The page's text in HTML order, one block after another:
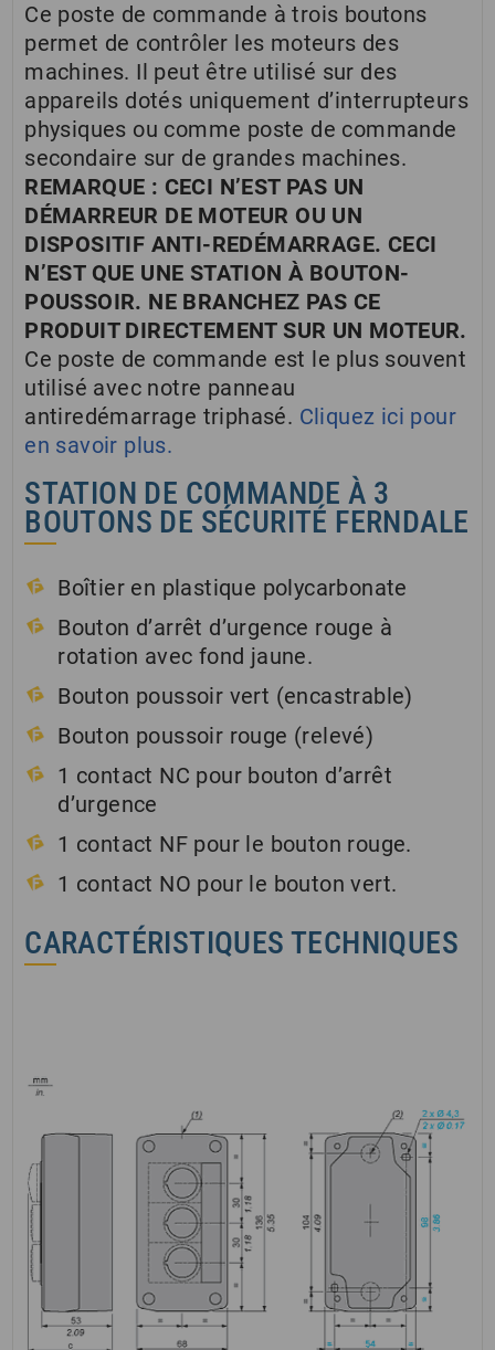
Ce poste de commande à trois boutons
permet de contrôler les moteurs des
machines. Il peut être utilisé sur des
appareils dotés uniquement d’interrupteurs
physiques ou comme poste de commande
secondaire sur de grandes machines.
REMARQUE : CECI N’EST PAS UN
DÉMARREUR DE MOTEUR OU UN
DISPOSITIF ANTI-REDÉMARRAGE. CECI
N’EST QUE UNE STATION À BOUTON-
POUSSOIR. NE BRANCHEZ PAS CE
PRODUIT DIRECTEMENT SUR UN MOTEUR.
Ce poste de commande est le plus souvent
utilisé avec notre panneau
antiredémarrage triphasé. Cliquez ici pour
en savoir plus.
STATION DE COMMANDE À 3
BOUTONS DE SÉCURITÉ FERNDALE
Boîtier en plastique polycarbonate
Bouton d’arrêt d’urgence rouge à
rotation avec fond jaune.
Bouton poussoir vert (encastrable)
Bouton poussoir rouge (relevé)
1 contact NC pour bouton d’arrêt
d’urgence
1 contact NF pour le bouton rouge.
1 contact NO pour le bouton vert.
CARACTÉRISTIQUES TECHNIQUES